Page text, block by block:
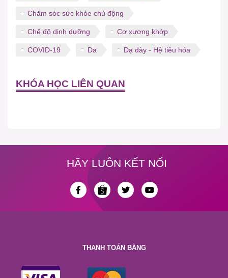
Chăm sóc sức khỏe chủ động
Chế độ dinh dưỡng Cơ xương khớp
COVID-19 Da Dạ dày - Hệ tiêu hóa
KHÓA HỌC LIÊN QUAN
HÃY LUÔN KẾT NỐI
THANH TOÁN BẰNG